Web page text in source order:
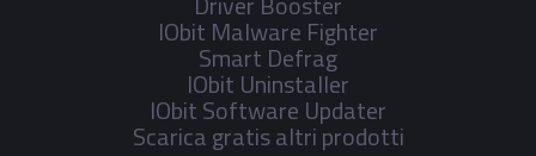
IObit Malware Fighter
Smart Defrag
IObit Uninstaller
IObit Software Updater
Scarica gratis altri prodotti